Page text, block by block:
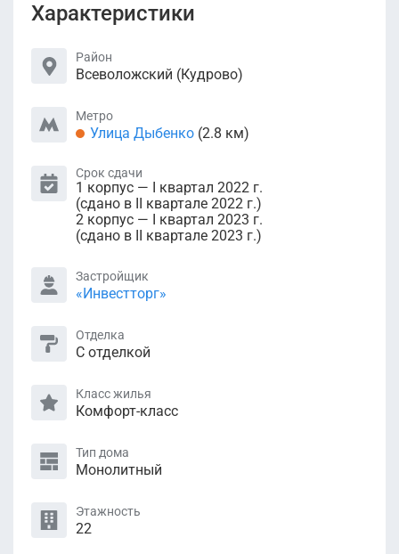
Характеристики
Район
Всеволожский (Кудрово)
Метро
Улица Дыбенко (2.8 км)
Срок сдачи
1 корпус — I квартал 2022 г.
(сдано в II квартале 2022 г.)
2 корпус — I квартал 2023 г.
(сдано в II квартале 2023 г.)
Застройщик
«Инвестторг»
Отделка
С отделкой
Класс жилья
Комфорт-класс
Тип дома
Монолитный
Этажность
22